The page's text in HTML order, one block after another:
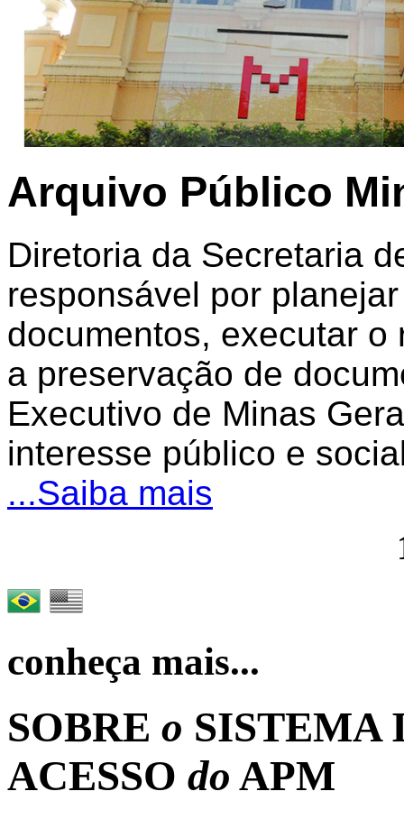
Arquivo Público
Diretoria da Secretaria
responsável por
documentos, executar
a preservação de
Executivo de Minas
interesse público e
...Saiba mais
conheça mais...
SOBRE o SISTEMA
ACESSO do APM